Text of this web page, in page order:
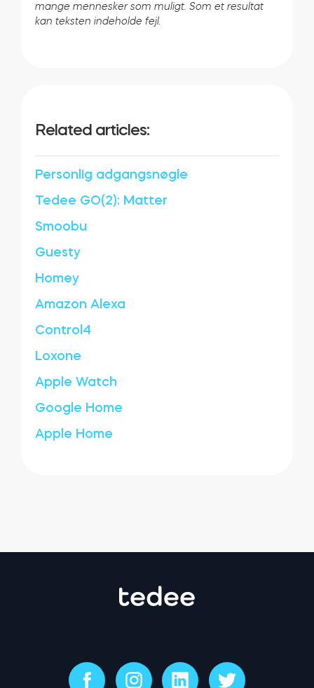
mange mennesker som muligt. Som et resultat
kan teksten indeholde fejl.
Related articles:
Personlig adgangsnøgle
Tedee GO(2): Matter
Smoobu
Guesty
Homey
Amazon Alexa
Control4
Loxone
Apple Watch
Google Home
Apple Home